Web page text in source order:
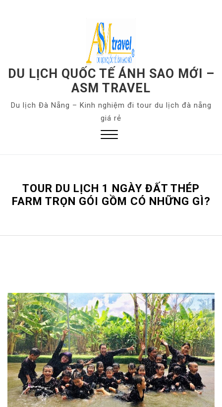
DU LỊCH QUỐC TẾ ÁNH SAO MỚI –
ASM TRAVEL
Du lịch Đà Nẵng – Kinh nghiệm đi tour du lịch đà nẵng
giá rẻ
TOUR DU LỊCH 1 NGÀY ĐẤT THÉP
FARM TRỌN GÓI GỒM CÓ NHỮNG GÌ?